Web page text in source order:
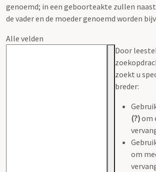
genoemd; in een geboorteakte zullen
de vader en de moeder genoemd worden
Alle velden
Door
zoekt u
breder:
(?)om
om